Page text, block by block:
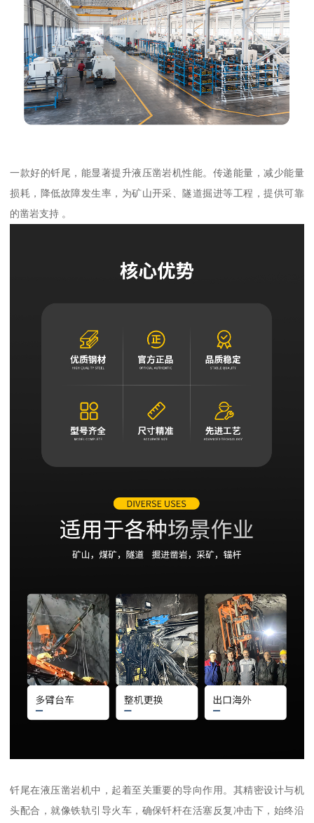
一款好的钎尾，能显著提升液压凿岩机性能。传递能量，减少能量
损耗，降低故障发生率，为矿山开采、隧道掘进等工程，提供可靠
的凿岩支持 。
钎尾在液压凿岩机中，起着至关重要的导向作用。其精密设计与机
头配合，就像铁轨引导火车，确保钎杆在活塞反复冲击下，始终沿